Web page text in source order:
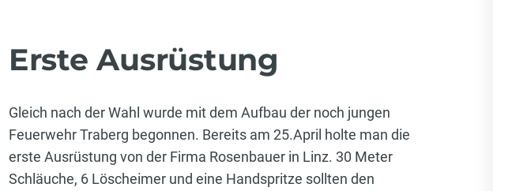
Erste Ausrüstung
Gleich nach der Wahl wurde mit dem Aufbau der noch jungen
Feuerwehr Traberg begonnen. Bereits am 25.April holte man die
erste Ausrüstung von der Firma Rosenbauer in Linz. 30 Meter
Schläuche, 6 Löscheimer und eine Handspritze sollten den